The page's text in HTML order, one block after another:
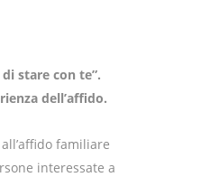
stare con te”.
dell’affido.
familiare
interessate a